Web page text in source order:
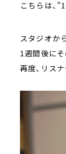
こちらは、
スタジオか
1週間後に
再度、リス